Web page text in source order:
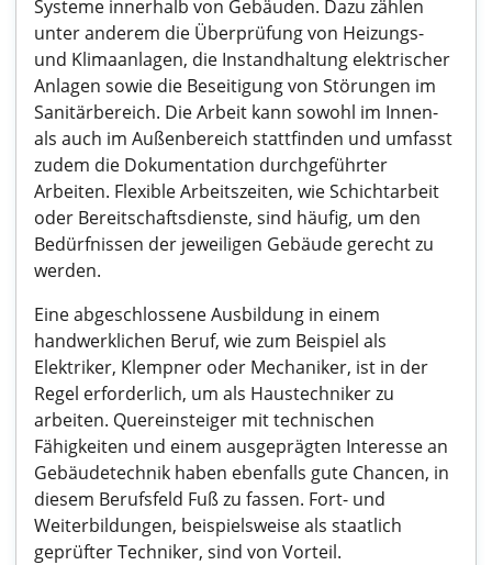
Systeme innerhalb von Gebäuden. Dazu zählen
unter anderem die Überprüfung von Heizungs-
und Klimaanlagen, die Instandhaltung elektrischer
Anlagen sowie die Beseitigung von Störungen im
Sanitärbereich. Die Arbeit kann sowohl im Innen-
als auch im Außenbereich stattfinden und umfasst
zudem die Dokumentation durchgeführter
Arbeiten. Flexible Arbeitszeiten, wie Schichtarbeit
oder Bereitschaftsdienste, sind häufig, um den
Bedürfnissen der jeweiligen Gebäude gerecht zu
werden.
Eine abgeschlossene Ausbildung in einem
handwerklichen Beruf, wie zum Beispiel als
Elektriker, Klempner oder Mechaniker, ist in der
Regel erforderlich, um als Haustechniker zu
arbeiten. Quereinsteiger mit technischen
Fähigkeiten und einem ausgeprägten Interesse an
Gebäudetechnik haben ebenfalls gute Chancen, in
diesem Berufsfeld Fuß zu fassen. Fort- und
Weiterbildungen, beispielsweise als staatlich
geprüfter Techniker, sind von Vorteil.